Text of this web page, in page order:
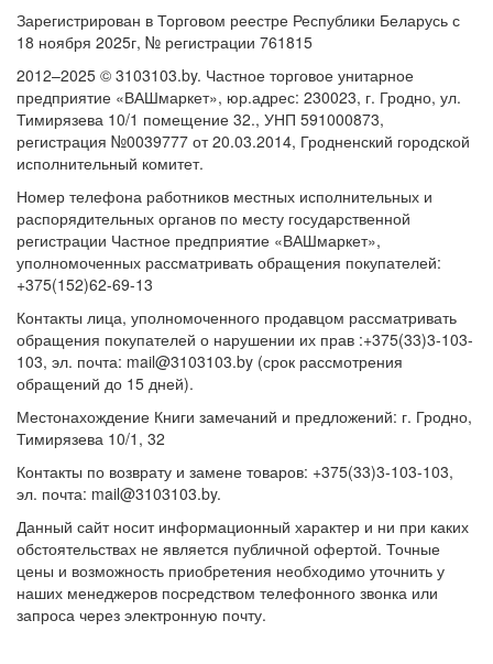
Зарегистрирован в Торговом реестре Республики Беларусь с
18 ноября 2025г, № регистрации 761815
2012–2025 © 3103103.by. Частное торговое унитарное
предприятие «ВАШмаркет», юр.адрес: 230023, г. Гродно, ул.
Тимирязева 10/1 помещение 32., УНП 591000873,
регистрация №0039777 от 20.03.2014, Гродненский городской
исполнительный комитет.
Номер телефона работников местных исполнительных и
распорядительных органов по месту государственной
регистрации Частное предприятие «ВАШмаркет»,
уполномоченных рассматривать обращения покупателей:
+375(152)62-69-13
Контакты лица, уполномоченного продавцом рассматривать
обращения покупателей о нарушении их прав :+375(33)3-103-
103, эл. почта: mail@3103103.by (срок рассмотрения
обращений до 15 дней).
Местонахождение Книги замечаний и предложений: г. Гродно,
Тимирязева 10/1, 32
Контакты по возврату и замене товаров: +375(33)3-103-103,
эл. почта: mail@3103103.by.
Данный сайт носит информационный характер и ни при каких
обстоятельствах не является публичной офертой. Точные
цены и возможность приобретения необходимо уточнить у
наших менеджеров посредством телефонного звонка или
запроса через электронную почту.